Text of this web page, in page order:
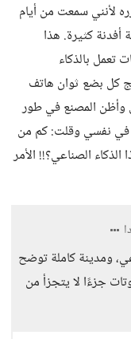
لأنني سمعت من أيام
كثيرة. هذا
تعمل بالذكاء
كل بضع ثوان هاتف
المصنع في طور
في نفسي وقلت: كم من
الذكاء الصناعي؟!! الأمر
ومدينة كاملة توضح
جزءًا لا يتجزأ من